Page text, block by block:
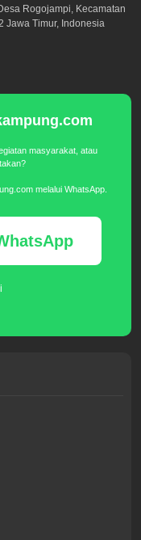
Rogojampi, Kecamatan
Jawa Timur, Indonesia
masyarakat, atau
melalui WhatsApp.